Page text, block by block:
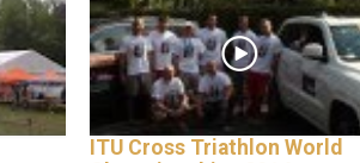
ITU Cross Triathlon World